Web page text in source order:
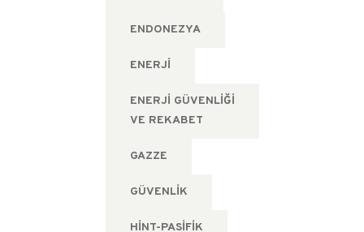
ENDONEZYA
ENERJI
ENERJI GÜVENLIĞI
VE REKABET
GAZZE
GÜVENLIK
HINT-PASIFIK